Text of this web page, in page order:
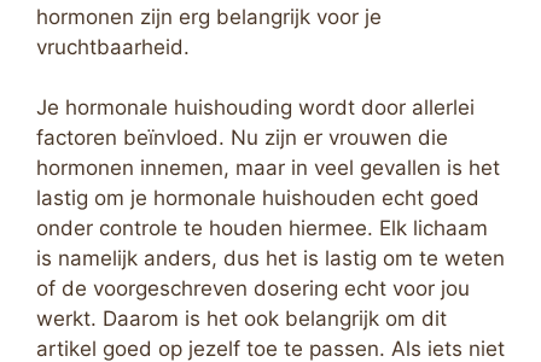
hormonen zijn erg belangrijk voor je
vruchtbaarheid.
Je hormonale huishouding wordt door allerlei
factoren beïnvloed. Nu zijn er vrouwen die
hormonen innemen, maar in veel gevallen is het
lastig om je hormonale huishouden echt goed
onder controle te houden hiermee. Elk lichaam
is namelijk anders, dus het is lastig om te weten
of de voorgeschreven dosering echt voor jou
werkt. Daarom is het ook belangrijk om dit
artikel goed op jezelf toe te passen. Als iets niet